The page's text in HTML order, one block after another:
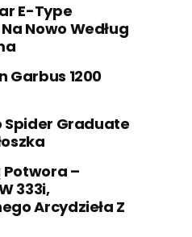
E-Type
Nowo Według
Garbus 1200
Spider Graduate
Potwora –
333i,
Arcydzieła Z